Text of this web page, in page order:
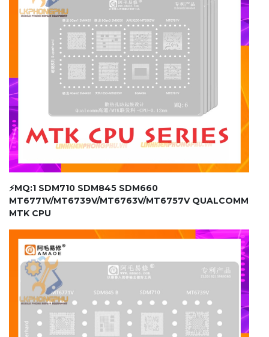
⚡MQ:1 SDM710 SDM845 SDM660
MT6771V/MT6739V/MT6763V/MT6757V QUALCOMM
MTK CPU